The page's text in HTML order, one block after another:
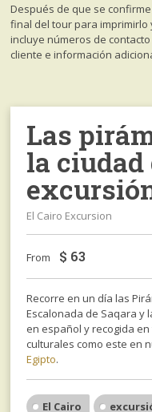
Después de que se
final del tour para imprimirlo
incluye números de
cliente e información
Las
la
El Cairo Excursion
From $ 63
Recorre en un día las
Escalonada de Saqara y
en español y recogida
culturales como este en
Egipto.
El Cairo